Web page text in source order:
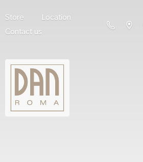
Store
Location
Contact us